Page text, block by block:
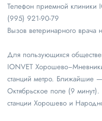
Телефон приемной
(995) 921-90-79
Вызов ветеринарного врача
Для пользующихся
IONVET
станций метро. Ближайшие
Октябрьское поле (9
станции Хорошево и